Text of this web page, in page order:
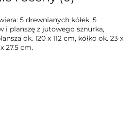
5 drewnianych kółek, 5
i planszę z jutowego sznurka,
ok. 120 x 112 cm, kółko ok. 23 x
27.5 cm.